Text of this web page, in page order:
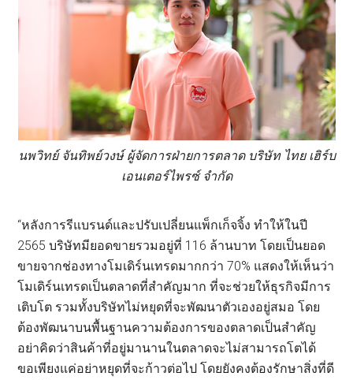
นพวิทย์ จันทิพย์วงษ์ ผู้จัดการฝ่ายการตลาด บริษัท ไทย เฮิร์บ
เอนเตอร์ไพรซ์ จำกัด
“หลังการรีแบรนด์และปรับเปลี่ยนแพ็กเก็จจิ้ง ทำให้ในปี
2565 บริษัทมียอดขายรวมอยู่ที่ 116 ล้านบาท โดยเป็นยอด
ขายจากช่องทางโมเดิร์นเทรดมากกว่า 70% แสดงให้เห็นว่า
โมเดิร์นเทรดเป็นตลาดที่สำคัญมาก ที่จะช่วยให้ธุรกิจมีการ
เติบโต รวมทั้งบริษัทไม่หยุดที่จะพัฒนาตัวเองอยู่สมอ โดย
ต้องพัฒนาบนพื้นฐานความต้องการของตลาดเป็นสำคัญ
อย่าคิดว่าสินค้าที่อยู่มานานในตลาดจะไม่สามารถโตได้
ขอเพียงแค่อย่าหยุดที่จะก้าวต่อไป โดยยังคงต้องรักษาสิ่งที่ดี